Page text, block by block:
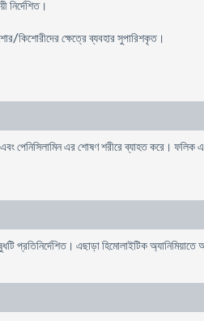
নির্দেশিত।
কিশোরীদের ক্ষেত্রে ব্যবহার সুপারিশকৃত।
এর শোষণ শরীরে ব্যাহত করে। ফলিক
প্রতিনির্দেশিত। এছাড়া হিমোলাইটিক অ্যানিমিয়াতে